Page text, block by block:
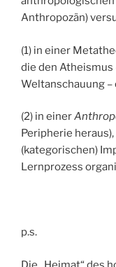
Anthropozän)
(1) in einer
die den Atheismus
Weltanschauung
(2) in einer
Peripherie
(kategorischen)
Lernprozess
p.s.